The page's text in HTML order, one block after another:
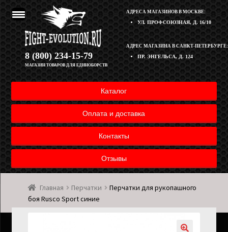
АДРЕСА МАГАЗИНОВ В МОСКВЕ:
УЛ. ПРОФСОЮЗНАЯ, Д. 16/10
АДРЕС МАГАЗИНА В САНКТ-ПЕТЕРБУРГЕ:
ПР. ЭНГЕЛЬСА, Д. 124
8 (800) 234-15-79
МАГАЗИН ТОВАРОВ ДЛЯ ЕДИНОБОРСТВ
Каталог
Оплата и доставка
Контакты
Отзывы
Перейти
к
навигации
Перейти
к
содержимому
Корзина
Полезная информация
Оплата и доставка товара
Мой аккаунт
Главная Перчатки
Перчатки для рукопашного
боя Rusco Sport синие